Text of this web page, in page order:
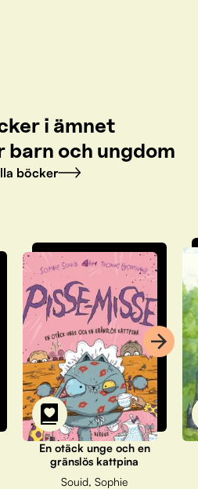
i ämnet
och ungdom
böcker
En otäck unge och en
gränslös kattpina
Souid, Sophie